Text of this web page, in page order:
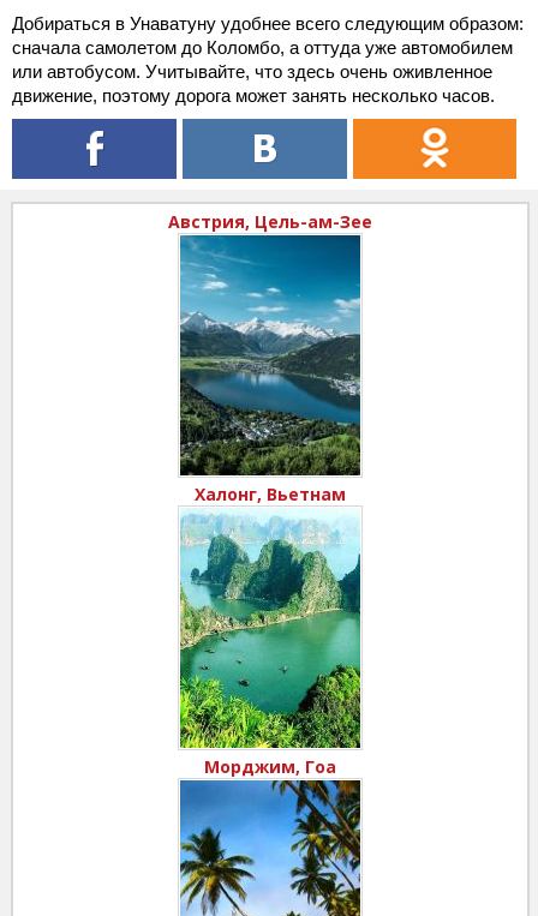
Добираться в Унаватуну удобнее всего следующим образом:
сначала самолетом до Коломбо, а оттуда уже автомобилем
или автобусом. Учитывайте, что здесь очень оживленное
движение, поэтому дорога может занять несколько часов.
Австрия, Цель-ам-Зее
Халонг, Вьетнам
Морджим, Гоа